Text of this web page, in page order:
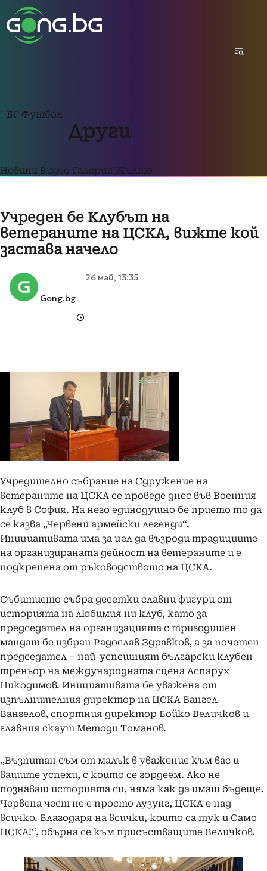
БГ Футбол
Други
Новини Видео Галерии Жълто
Учреден бе Клубът на
ветераните на ЦСКА, вижте кой
застава начело
Gong.bg
26 май, 13:35
Учредително събрание на Сдружение на
ветераните на ЦСКА се проведе днес във Военния
клуб в София. На него единодушно бе прието то да
се казва „Червени армейски легенди“.
Инициативата има за цел да възроди традициите
на организираната дейност на ветераните и е
подкрепена от ръководството на ЦСКА.
Събитието събра десетки славни фигури от
историята на любимия ни клуб, като за
председател на организацията с тригодишен
мандат бе избран Радослав Здравков, а за почетен
председател – най-успешният български клубен
треньор на международната сцена Аспарух
Никодимов. Инициативата бе уважена от
изпълнителния директор на ЦСКА Вангел
Вангелов, спортния директор Бойко Величков и
главния скаут Методи Томанов.
„Възпитан съм от малък в уважение към вас и
вашите успехи, с които се гордеем. Ако не
познаваш историята си, няма как да имаш бъдеще.
Червена чест не е просто лузунг, ЦСКА е над
всичко. Благодаря на всички, които са тук и Само
ЦСКА!“, обърна се към присъстващите Величков.